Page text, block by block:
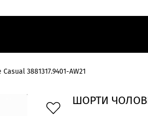
3881317.9401-AW21
ШОРТИ